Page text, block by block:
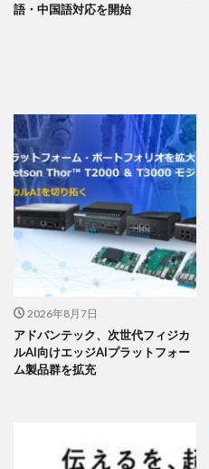
語・中国語対応を開始
2026年8月7日
アドバンテック、次世代フィジカ
ルAI向けエッジAIプラットフォー
ム製品群を拡充